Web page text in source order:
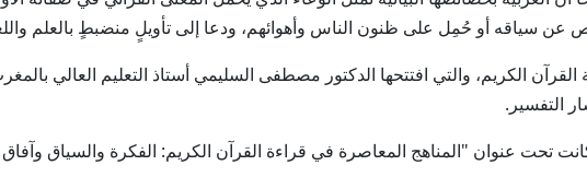
سياقه أو حُمِل على ظنون الناس وأهوائهم، ودعا إلى تأويلٍ منضبطٍ بالعلم
الكريم، والتي افتتحها الدكتور مصطفى السليمي أستاذ التعليم العالي
التفسير.
تحت عنوان "المناهج المعاصرة في قراءة القرآن الكريم: الفكرة والسياق وآفاق